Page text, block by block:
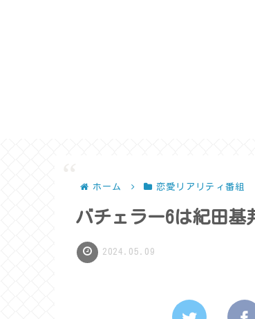
ホーム 恋愛リアリティ番組
バチェラー6は紀田基
2024.05.09